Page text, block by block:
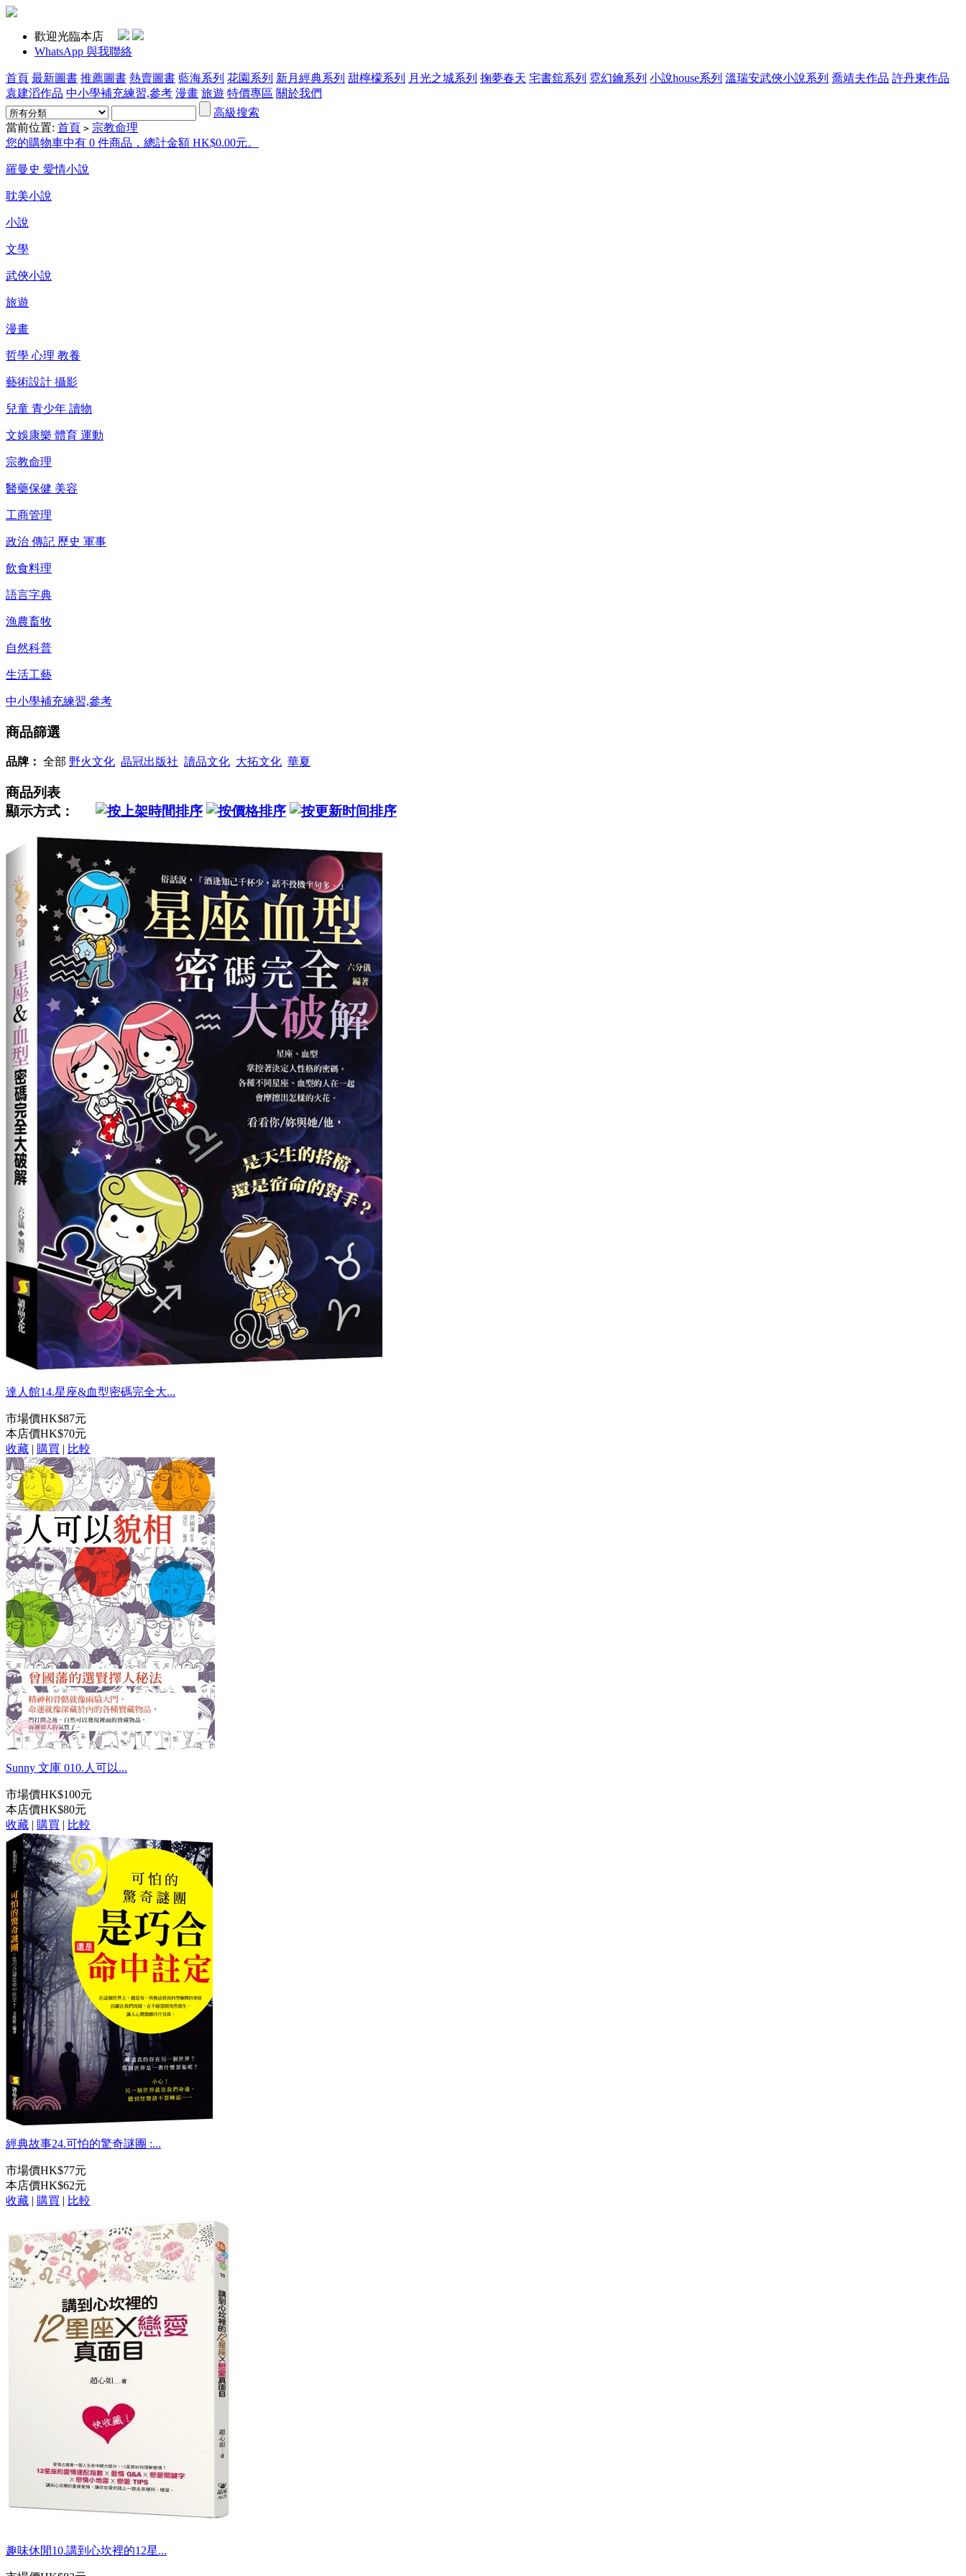
歡迎光臨本店
WhatsApp 與我聯絡
首頁 最新圖書 推薦圖書 熱賣圖書 藍海系列 花園系列 新月經典系列 甜檸檬系列 月光之城系列 掬夢春天 宅書舘系列 霓幻鑰系列 小說house系列 溫瑞安武俠小說系列 喬靖夫作品 許丹東作品
袁建滔作品 中小學補充練習,參考 漫畫 旅遊 特價專區 關於我們
高級搜索
當前位置: 首頁 > 宗教命理
您的購物車中有 0 件商品，總計金額 HK$0.00元。
羅曼史 愛情小說
耽美小說
小說
文學
武俠小說
旅遊
漫畫
哲學 心理 教養
藝術設計 攝影
兒童 青少年 讀物
文娛康樂 體育 運動
宗教命理
醫藥保健 美容
工商管理
政治 傳記 歷史 軍事
飲食料理
語言字典
漁農畜牧
自然科普
生活工藝
中小學補充練習,參考
商品篩選
品牌： 全部 野火文化 晶冠出版社 讀品文化 大拓文化 華夏
商品列表
顯示方式：
達人館14.星座&血型密碼完全大...
市場價HK$87元
本店價HK$70元
收藏 | 購買 | 比較
Sunny 文庫 010.人可以...
市場價HK$100元
本店價HK$80元
收藏 | 購買 | 比較
經典故事24.可怕的驚奇謎團 :...
市場價HK$77元
本店價HK$62元
收藏 | 購買 | 比較
趣味休閒10.講到心坎裡的12星...